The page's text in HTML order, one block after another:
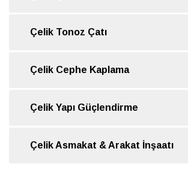
Çelik Tonoz Çatı
Çelik Cephe Kaplama
Çelik Yapı Güçlendirme
Çelik Asmakat & Arakat İnşaatı